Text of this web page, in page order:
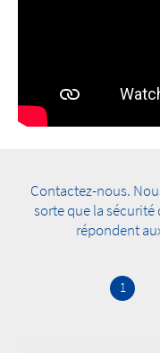
Contactez-nous.
sorte que la
répondent
1